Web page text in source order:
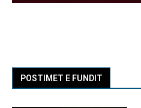
POSTIMET E FUNDIT